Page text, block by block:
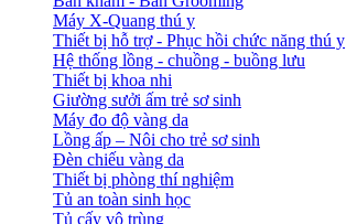
Máy X-Quang thú y
Thiết bị hỗ trợ - Phục hồi chức năng thú y
Hệ thống lồng - chuồng - buồng lưu
Thiết bị khoa nhi
Giường sưởi ấm trẻ sơ sinh
Máy đo độ vàng da
Lồng ấp – Nôi cho trẻ sơ sinh
Đèn chiếu vàng da
Thiết bị phòng thí nghiệm
Tủ an toàn sinh học
Tủ cấy vô trùng